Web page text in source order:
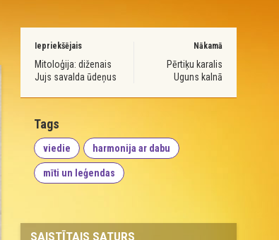
Iepriekšējais
Mitoloģija: diženais
Jujs savalda ūdeņus
Nākamā
Pērtiķu karalis
Uguns kalnā
Tags
viedie harmonija ar dabu
mīti un leģendas
SAISTĪTAIS SATURS